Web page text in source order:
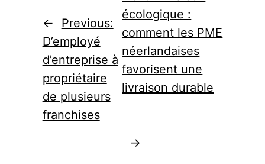
←
Previous:
D’employé
d’entreprise à
propriétaire
de plusieurs
franchises
écologique :
comment les PME
néerlandaises
favorisent une
livraison durable
→